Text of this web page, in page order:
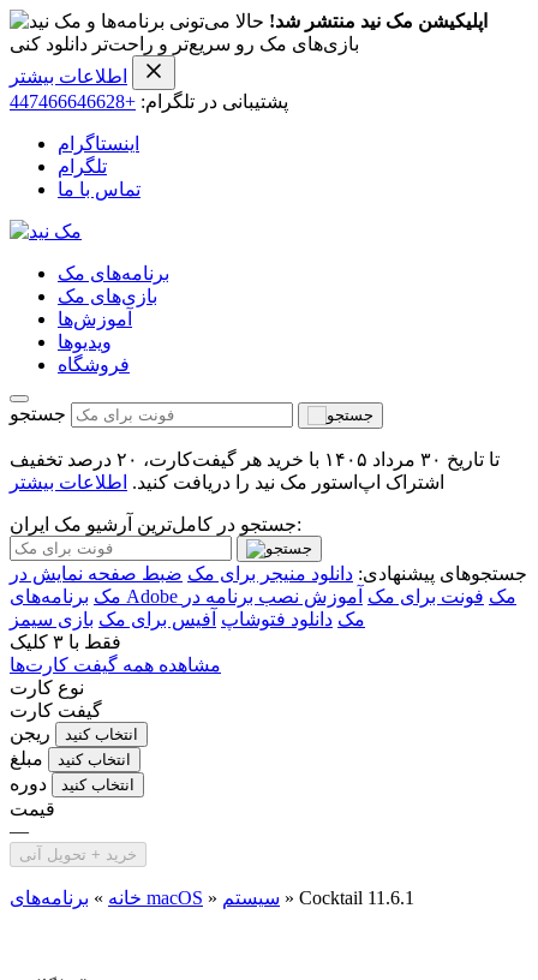
اپلیکیشن مک نید منتشر شد! حالا می‌تونی برنامه‌ها و
بازی‌های مک رو سریع‌تر و راحت‌تر دانلود کنی
اطلاعات بیشتر
پشتیبانی در تلگرام: +447466646628
اینستاگرام
تلگرام
تماس با ما
برنامه‌های مک
بازی‌های مک
آموزش‌ها
ویدیو‌ها
فروشگاه
جستجو
تا تاریخ ۳۰ مرداد ۱۴۰۵ با خرید هر گیفت‌کارت، ۲۰ درصد تخفیف
اشتراک اپ‌استور مک نید را دریافت کنید. اطلاعات بیشتر
جستجو در کامل‌ترین آرشیو مک ایران:
جستجوهای پیشنهادی: دانلود منیجر برای مک ضبط صفحه نمایش در
مک
برنامه‌های Adobe مک فونت برای مک آموزش نصب برنامه در
مک دانلود فتوشاپ آفیس برای مک بازی سیمز
فقط با ۳ کلیک
مشاهده همه گیفت کارت‌ها
نوع کارت
گیفت کارت
ریجن
انتخاب کنید
مبلغ انتخاب کنید
دوره انتخاب کنید
قیمت
—
خرید + تحویل آنی
خانه » برنامه‌های macOS » سیستم » Cocktail 11.6.1